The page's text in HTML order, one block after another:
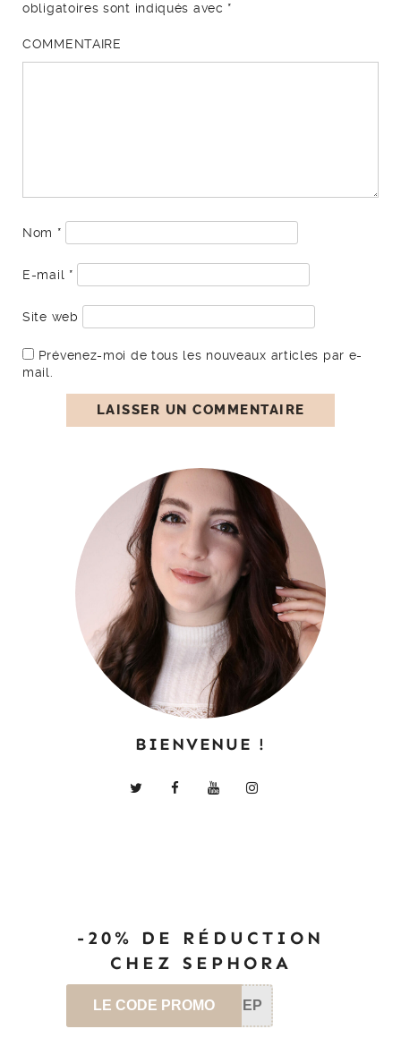
obligatoires sont indiqués avec *
COMMENTAIRE
Nom *
E-mail *
Site web
Prévenez-moi de tous les nouveaux articles par e-
mail.
BIENVENUE !
-20% DE RÉDUCTION
CHEZ SEPHORA
LE CODE PROMO SEP